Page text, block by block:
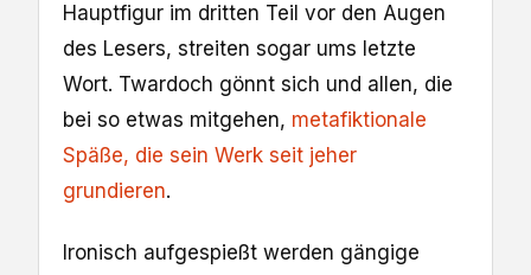
Hauptfigur im dritten Teil vor den Augen
des Lesers, streiten sogar ums letzte
Wort. Twardoch gönnt sich und allen, die
bei so etwas mitgehen, metafiktionale
Späße, die sein Werk seit jeher
grundieren.
Ironisch aufgespießt werden gängige